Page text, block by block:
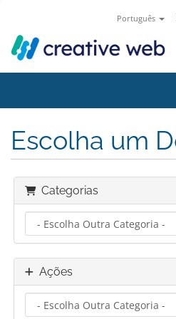
Português
Escolha um
Categorias
Ações